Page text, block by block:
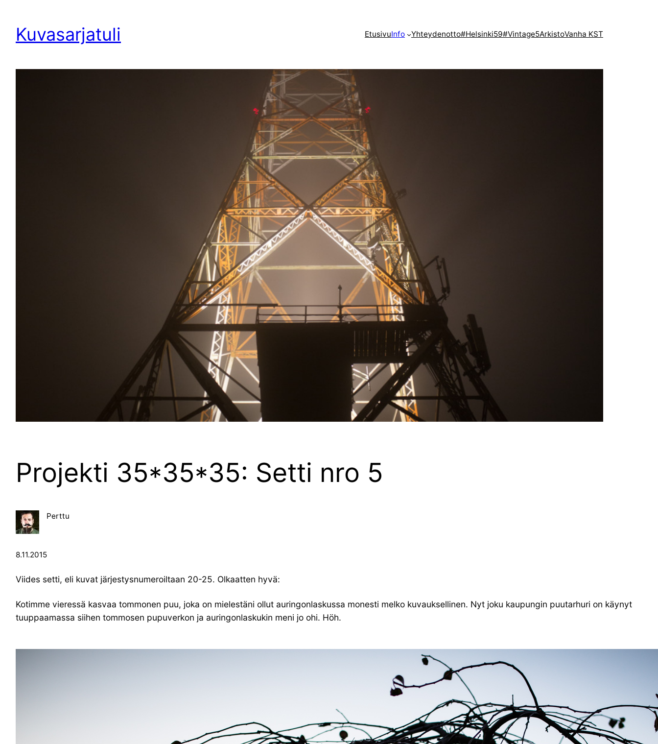
Kuvasarjatuli EtusivuInfo Yhteydenotto#Helsinki59#Vintage5ArkistoVanha KST
Projekti 35*35*35: Setti nro 5
Perttu
8.11.2015
Viides setti, eli kuvat järjestysnumeroiltaan 20-25. Olkaatten hyvä:
Kotimme vieressä kasvaa tommonen puu, joka on mielestäni ollut auringonlaskussa monesti melko kuvauksellinen. Nyt joku kaupungin puutarhuri on käynyt
tuuppaamassa siihen tommosen pupuverkon ja auringonlaskukin meni jo ohi. Höh.